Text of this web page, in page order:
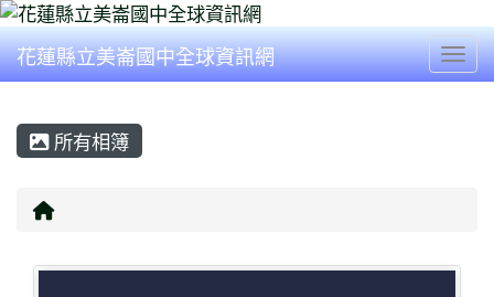
花蓮縣立美崙國中全球資訊網
所有相簿
回首頁